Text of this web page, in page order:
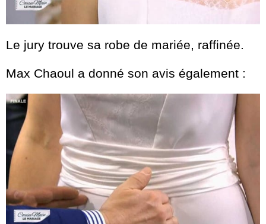
Le jury trouve sa robe de mariée, raffinée.
Max Chaoul a donné son avis également :